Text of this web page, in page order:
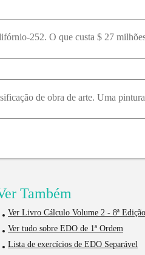
Também
Ver Livro Cálculo Volume 2 - 8ª
Ver tudo sobre EDO de 1ª Ordem
Lista de exercícios de EDO Separável